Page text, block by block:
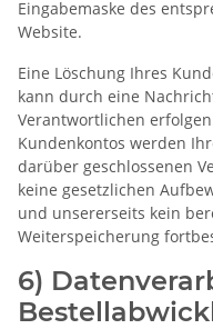
Eingabemaske des
Website.
Eine Löschung Ihres
kann durch eine
Verantwortlichen
Kundenkontos werden
darüber geschlossenen
keine gesetzlichen
und unsererseits kein
Weiterspeicherung
6)